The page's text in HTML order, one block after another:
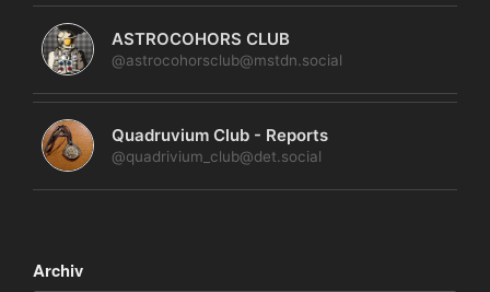
ASTROCOHORS CLUB
@astrocohorsclub@mstdn.social
Quadruvium Club - Reports
@quadrivium_club@det.social
Archiv